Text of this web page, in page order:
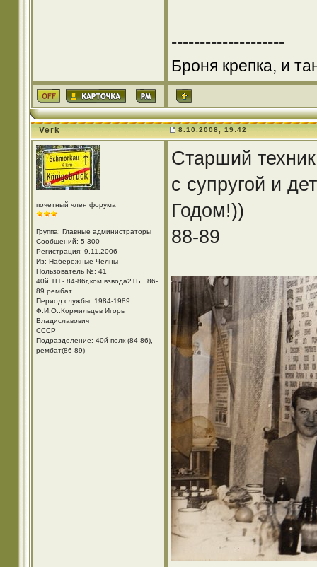
--------------------
Броня крепка, и
Verk 8.10.2008, 19:42
почетный член форума
Группа: Главные администраторы
Сообщений: 5 300
Регистрация: 9.11.2006
Из: Набережные Челны
Пользователь №: 41
40й ТП - 84-86г,ком,взвода2ТБ , 86-
89 рембат
Период службы: 1984-1989
Ф.И.О.:Кормильцев Игорь
Владиславович
СССР
Подразделение: 40й полк (84-86),
рембат(86-89)
Старший
с супругой и
Годом!))
88-89